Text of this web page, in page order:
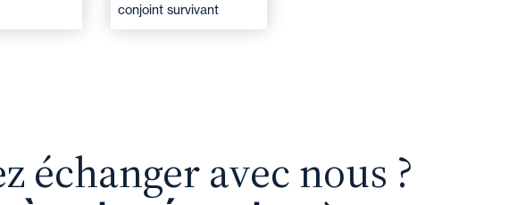
conjoint survivant
échanger avec nous ?